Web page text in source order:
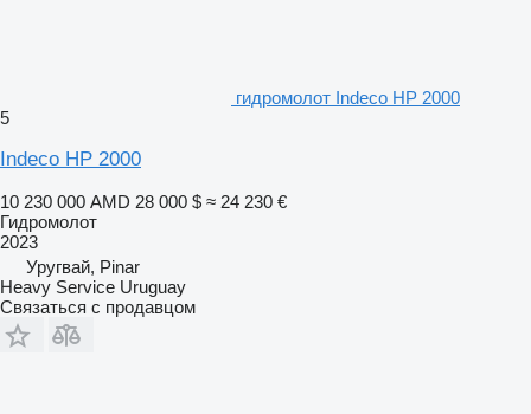
гидромолот Indeco HP 2000
5
Indeco HP 2000
10 230 000 AMD 28 000 $ ≈ 24 230 €
Гидромолот
2023
Уругвай, Pinar
Heavy Service Uruguay
Связаться с продавцом